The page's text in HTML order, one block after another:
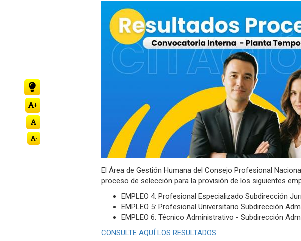
navegación
El Área de Gestión Humana del Consejo Profesional
proceso de selección para la provisión de los siguientes
EMPLEO 4: Profesional Especializado Subdirección
EMPLEO 5: Profesional Universitario Subdirección
EMPLEO 6: Técnico Administrativo - Subdirección
CONSULTE AQUÍ LOS RESULTADOS
+
-